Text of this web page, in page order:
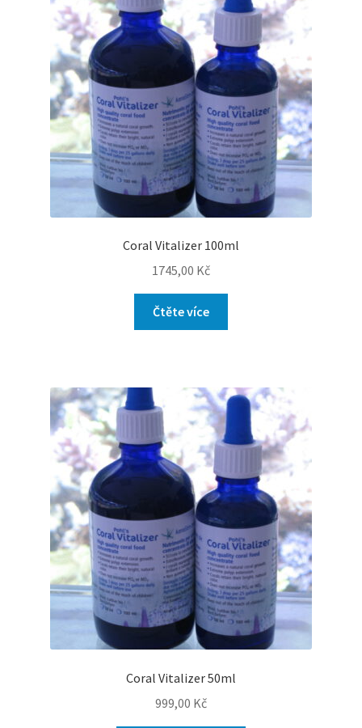
Coral Vitalizer 100ml
1745,00 Kč
Čtěte více
Coral Vitalizer 50ml
999,00 Kč